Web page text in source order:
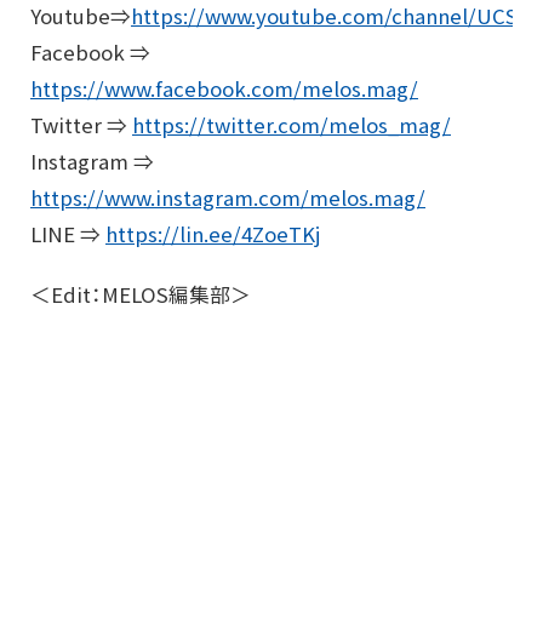
Youtube⇒https://www.youtube.com/channel/
Facebook ⇒
https://www.facebook.com/melos.mag/
Twitter ⇒ https://twitter.com/melos_mag/
Instagram ⇒
https://www.instagram.com/melos.mag/
LINE ⇒ https://lin.ee/4ZoeTKj
＜Edit：MELOS編集部＞